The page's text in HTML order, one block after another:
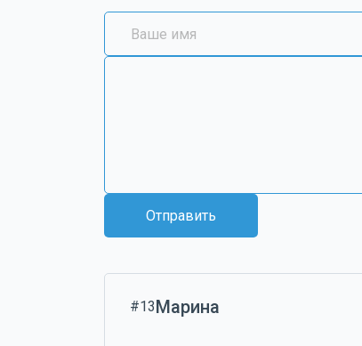
Отправить
#13Марина